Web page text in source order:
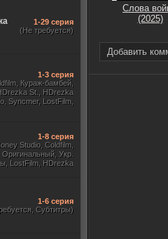
Слова
(2025)
Добавить
1-29 серия
(Не требуется)
1-3 серия
Кураж-бамбей,
St., HDrezka
Syncmer, LostFilm,
1-8 серия
Studio, Coldfilm,
Укр.
LostFilm, HDrezka
1-6 серия
Субтитры)